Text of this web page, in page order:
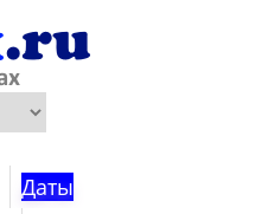
Даты